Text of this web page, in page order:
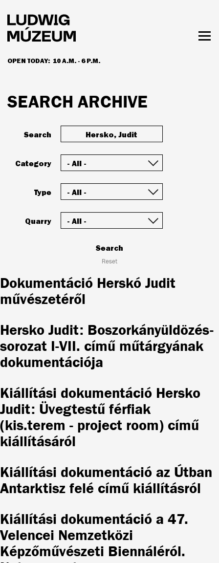
main
content
OPEN TODAY: 10 A.M. - 6 P.M.
HOURS & ADMISSION
SEARCH ARCHIVE
Search
Category
Type
Quarry
Search
Reset
Dokumentáció Herskó Judit
művészetéről
Hersko Judit: Boszorkányüldözés-
sorozat I-VII. című műtárgyának
dokumentációja
Kiállítási dokumentáció Hersko
Judit: Üvegtestű férfiak
(kis.terem - project room) című
kiállításáról
Kiállítási dokumentáció az Útban
Antarktisz felé című kiállításról
Kiállítási dokumentáció a 47.
Velencei Nemzetközi
Képzőművészeti Biennáléról.